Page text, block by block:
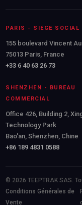
PARIS - SIÈGE SOCIAL
155 boulevard Vincent
75013 Paris, France
+33 6 40 63 26 73
SHENZHEN - BUREAU
COMMERCIAL
Office 426, Building 2,
Technology Park
Bao'an, Shenzhen, Chine
+86 189 4831 0588
© 2026 TEEPTRAK SAS.
Conditions Générales de
Vente